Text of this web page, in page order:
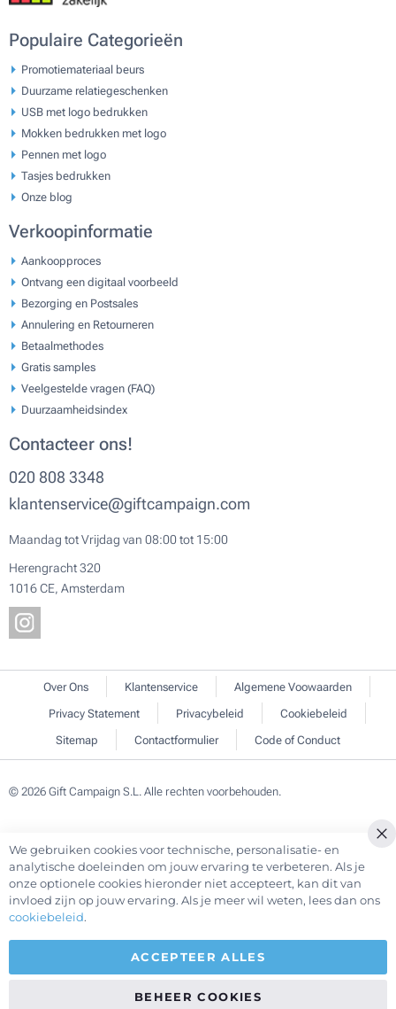
Populaire Categorieën
Promotiemateriaal beurs
Duurzame relatiegeschenken
USB met logo bedrukken
Mokken bedrukken met logo
Pennen met logo
Tasjes bedrukken
Onze blog
Verkoopinformatie
Aankoopproces
Ontvang een digitaal voorbeeld
Bezorging en Postsales
Annulering en Retourneren
Betaalmethodes
Gratis samples
Veelgestelde vragen (FAQ)
Duurzaamheidsindex
Contacteer ons!
020 808 3348
klantenservice@giftcampaign.com
Maandag tot Vrijdag van 08:00 tot 15:00
Herengracht 320
1016 CE, Amsterdam
Over Ons Klantenservice
Algemene Voowaarden
Privacy Statement
Privacybeleid
Cookiebeleid
Sitemap
Contactformulier Code of Conduct
© 2026 Gift Campaign S.L. Alle rechten voorbehouden.
We gebruiken cookies voor technische, personalisatie- en
analytische doeleinden om jouw ervaring te verbeteren. Als je
onze optionele cookies hieronder niet accepteert, kan dit van
invloed zijn op jouw ervaring. Als je meer wil weten, lees dan ons
cookiebeleid.
ACCEPTEER ALLES
BEHEER COOKIES